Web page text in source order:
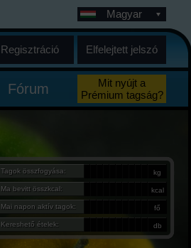
Magyar
Regisztráció Elfelejtett jelszó
Fórum
Mit nyújt a
Prémium tagság?
Tagok összfogyása: kg
Ma bevitt összkcal: kcal
Mai napon aktív tagok: fő
Kereshető ételek: db